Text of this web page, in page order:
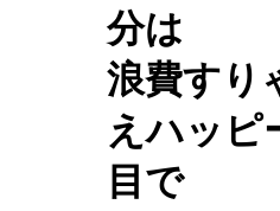
分は
浪費すり
えハッピ
目で